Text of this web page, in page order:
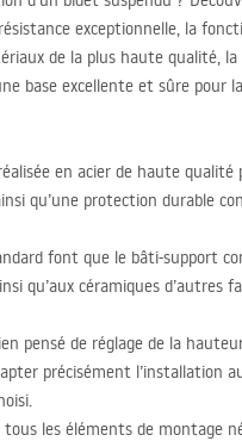
exceptionnelle, la
de la plus haute qualité, la
base excellente et sûre pour la
en acier de haute qualité
qu’une protection durable
font que le bâti-support
qu’aux céramiques d’autres
pensé de réglage de la
précisément l’installation
les éléments de montage